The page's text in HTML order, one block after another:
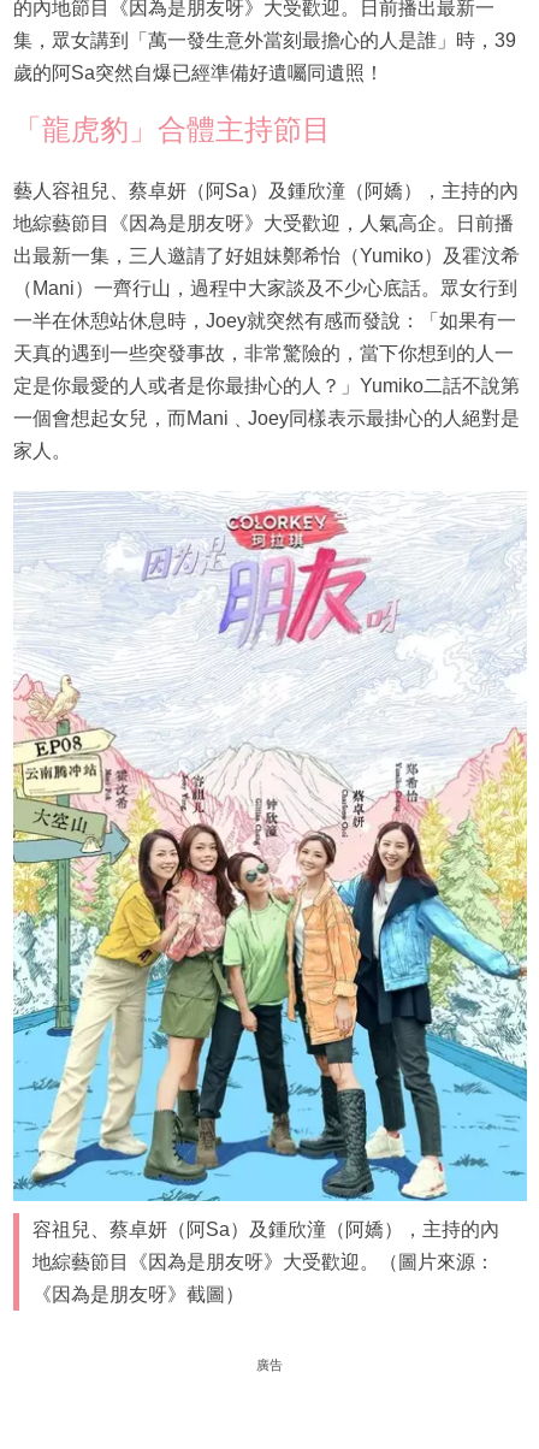
的內地節目《因為是朋友呀》大受歡迎。日前播出最新一
集，眾女講到「萬一發生意外當刻最擔心的人是誰」時，39
歲的阿Sa突然自爆已經準備好遺囑同遺照！
「龍虎豹」合體主持節目
藝人容祖兒、蔡卓妍（阿Sa）及鍾欣潼（阿嬌），主持的內
地綜藝節目《因為是朋友呀》大受歡迎，人氣高企。日前播
出最新一集，三人邀請了好姐妹鄭希怡（Yumiko）及霍汶希
（Mani）一齊行山，過程中大家談及不少心底話。眾女行到
一半在休憩站休息時，Joey就突然有感而發說：「如果有一
天真的遇到一些突發事故，非常驚險的，當下你想到的人一
定是你最愛的人或者是你最掛心的人？」Yumiko二話不說第
一個會想起女兒，而Mani﹑Joey同樣表示最掛心的人絕對是
家人。
容祖兒、蔡卓妍（阿Sa）及鍾欣潼（阿嬌），主持的內
地綜藝節目《因為是朋友呀》大受歡迎。（圖片來源：
《因為是朋友呀》截圖）
廣告